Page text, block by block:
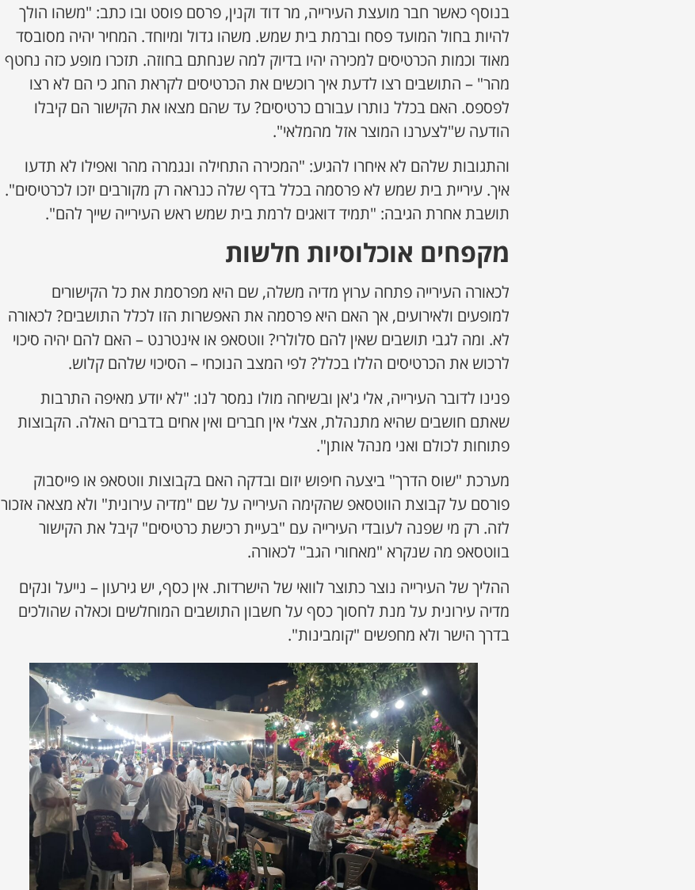
בנוסף כאשר חבר מועצת העירייה, מר דוד וקנין, פרסם פוסט ובו כתב: "משהו הולך
להיות בחול המועד פסח וברמת בית שמש. משהו גדול ומיוחד. המחיר יהיה מסובסד
מאוד וכמות הכרטיסים למכירה יהיו בדיוק למה שנחתם בחוזה. תזכרו מופע כזה נחטף
מהר" – התושבים רצו לדעת איך רוכשים את הכרטיסים לקראת החג כי הם לא רצו
לפספס. האם בכלל נותרו עבורם כרטיסים? עד שהם מצאו את הקישור הם קיבלו
הודעה ש"לצערנו המוצר אזל מהמלאי".
והתגובות שלהם לא איחרו להגיע: "המכירה התחילה ונגמרה מהר ואפילו לא תדעו
איך. עיריית בית שמש לא פרסמה בכלל בדף שלה כנראה רק מקורבים יזכו לכרטיסים".
תושבת אחרת הגיבה: "תמיד דואגים לרמת בית שמש ראש העירייה שייך להם".
מקפחים אוכלוסיות חלשות
לכאורה העירייה פתחה ערוץ מדיה משלה, שם היא מפרסמת את כל הקישורים
למופעים ולאירועים, אך האם היא פרסמה את האפשרות הזו לכלל התושבים? לכאורה
לא. ומה לגבי תושבים שאין להם סלולרי? ווטסאפ או אינטרנט – האם להם יהיה סיכוי
לרכוש את הכרטיסים הללו בכלל? לפי המצב הנוכחי – הסיכוי שלהם קלוש.
פנינו לדובר העירייה, אלי ג'אן ובשיחה מולו נמסר לנו: "לא יודע מאיפה התרבות
שאתם חושבים שהיא מתנהלת, אצלי אין חברים ואין אחים בדברים האלה. הקבוצות
פתוחות לכולם ואני מנהל אותן".
מערכת "שוס הדרך" ביצעה חיפוש יזום ובדקה האם בקבוצות ווטסאפ או פייסבוק
פורסם על קבוצת הווטסאפ שהקימה העירייה על שם "מדיה עירונית" ולא מצאה אזכור
לזה. רק מי שפנה לעובדי העירייה עם "בעיית רכישת כרטיסים" קיבל את הקישור
בווטסאפ מה שנקרא "מאחורי הגב" לכאורה.
ההליך של העירייה נוצר כתוצר לוואי של הישרדות. אין כסף, יש גירעון – נייעל ונקים
מדיה עירונית על מנת לחסוך כסף על חשבון התושבים המוחלשים וכאלה שהולכים
בדרך הישר ולא מחפשים "קומבינות".